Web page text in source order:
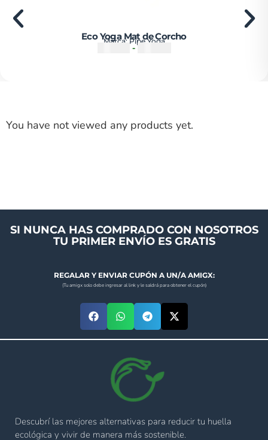
Eco Yoga Mat de Corcho
Marca:Pipe Yoga
- ₡
You have not viewed any products yet.
SI NUNCA HAS COMPRADO CON NOSOTROS
TU PRIMER ENVÍO ES GRATIS
REGALAR Y ENVIAR CUPÓN A UN/A AMIGX:
(Tu amigx solo debe ingresar al link y le saldrá para obtener el cupón)
Descubrí las mejores alternativas para reducir tu huella
ecológica y vivir de manera más sostenible.